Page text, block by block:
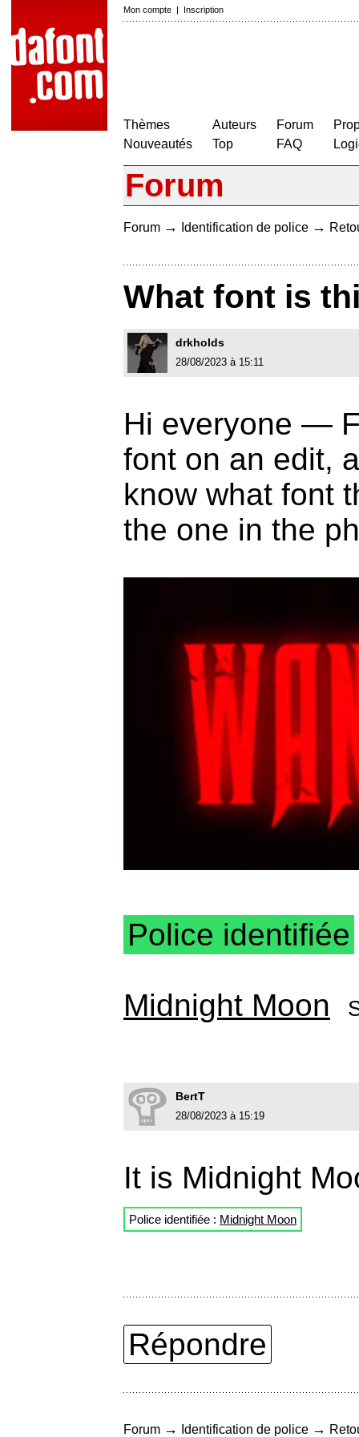
Mon compte | Inscription
Thèmes
Nouveautés
Auteurs
Top
Forum
FAQ
Forum
Forum → Identification de police →
What font is
drkholds
28/08/2023 à 15:11
Hi everyone —
font on an edit,
know what font
the one in the
Police identifiée
Midnight Moon
BertT
28/08/2023 à 15:19
It is Midnight
Police identifiée : Midnight Moon
Répondre
Forum → Identification de police →